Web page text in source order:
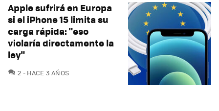
Apple sufrirá en Europa
si el iPhone 15 limita su
carga rápida: "eso
violaría directamente la
ley"
2 COMENTARIOS
HACE 3 AÑOS